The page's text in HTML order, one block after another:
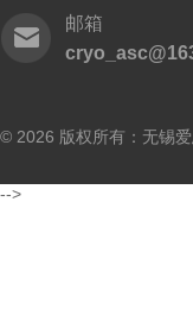
邮箱
© 2026 版权所有：无锡
-->